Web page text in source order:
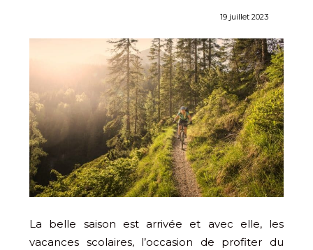
19 juillet 2023
La belle saison est arrivée et avec elle, les
vacances scolaires, l’occasion de profiter du